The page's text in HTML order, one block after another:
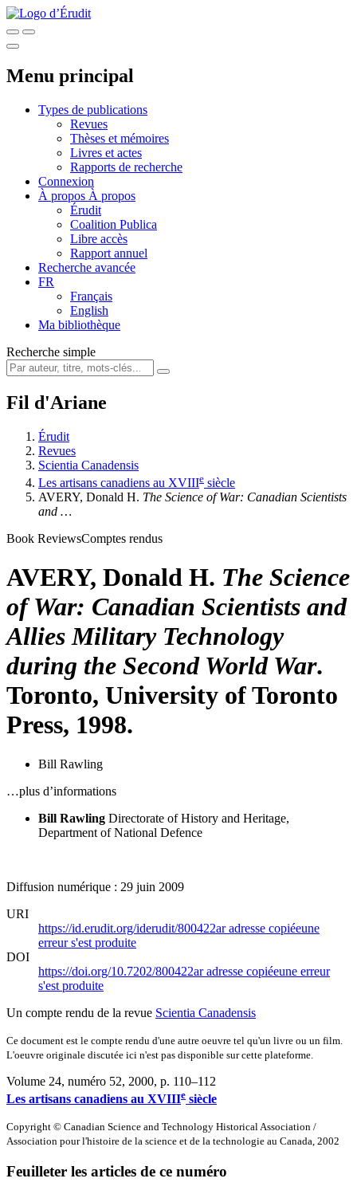
Menu principal
Types de publications
Revues
Thèses et mémoires
Livres et actes
Rapports de recherche
Connexion
À propos À propos
Érudit
Coalition Publica
Libre accès
Rapport annuel
Recherche avancée
FR
Français
English
Ma bibliothèque
Recherche simple
Fil d'Ariane
Érudit
Revues
Scientia Canadensis
Les artisans canadiens au XVIIIe siècle
AVERY, Donald H. The Science of War: Canadian Scientists
and …
Book ReviewsComptes rendus
AVERY, Donald H. The Science
of War: Canadian Scientists and
Allies Military Technology
during the Second World War.
Toronto, University of Toronto
Press, 1998.
Bill Rawling
…plus d’informations
Bill Rawling Directorate of History and Heritage,
Department of National Defence
Diffusion numérique : 29 juin 2009
URI
https://id.erudit.org/iderudit/800422aradresse copiéeune
erreur s'est produite
DOI
https://doi.org/10.7202/800422aradresse copiéeune erreur
s'est produite
Un compte rendu de la revue Scientia Canadensis
Ce document est le compte rendu d'une autre oeuvre tel qu'un livre ou un film.
L'oeuvre originale discutée ici n'est pas disponible sur cette plateforme.
Volume 24, numéro 52, 2000, p. 110–112
Les artisans canadiens au XVIIIe siècle
Copyright © Canadian Science and Technology Historical Association /
Association pour l'histoire de la science et de la technologie au Canada, 2002
Feuilleter les articles de ce numéro